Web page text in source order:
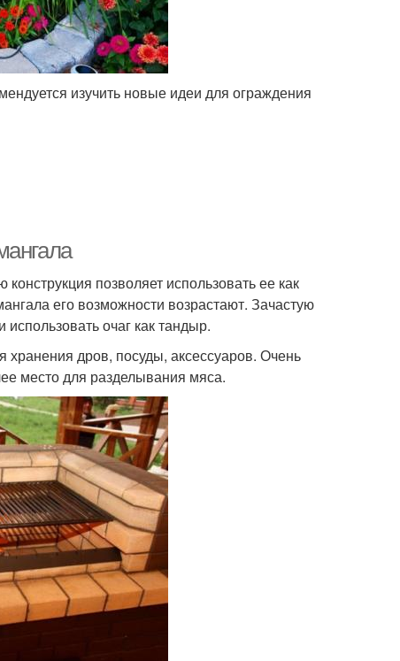
изучить новые идеи для ограждения
позволяет использовать ее как
его возможности возрастают. Зачастую
очаг как тандыр.
дров, посуды, аксессуаров. Очень
место для разделывания мяса.